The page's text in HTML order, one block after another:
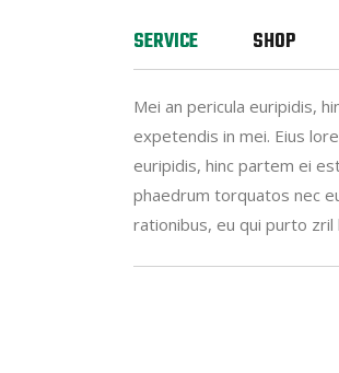
SERVICE SHOP
Mei an pericula euripidis,
expetendis in mei. Eius
euripidis, hinc partem ei
phaedrum torquatos nec
rationibus, eu qui purto